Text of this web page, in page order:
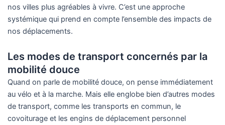
nos villes plus agréables à vivre. C’est une approche
systémique qui prend en compte l’ensemble des impacts de
nos déplacements.
Les modes de transport concernés par la
mobilité douce
Quand on parle de mobilité douce, on pense immédiatement
au vélo et à la marche. Mais elle englobe bien d’autres modes
de transport, comme les transports en commun, le
covoiturage et les engins de déplacement personnel